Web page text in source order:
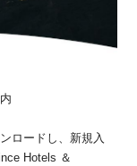
ロードし、新規入
Hotels ＆